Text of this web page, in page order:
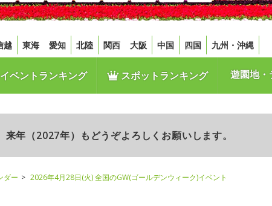
越 東海 愛知 北陸 関西 大阪 中国 四国 九州・沖縄
ベントランキング スポットランキング 遊園地・
年（2027年）もどうぞよろしくお願いします。
ダー
2026年4月28日(火) 全国のGW(ゴールデンウィーク)イベント